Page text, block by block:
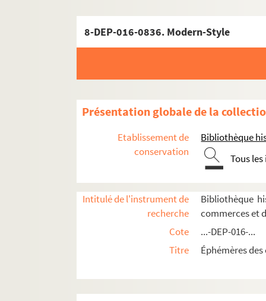
8-DEP-016-0836. Modern-Style
Présentation globale de la
Etablissement de
conservation
Bibliothèque
Tous
Intitulé de l'instrument de
recherche
Bibliothèque
commerces et
Cote
...-DEP-016-...
Titre
Éphémères
Vêtements
Chaussures
Chapeaux
Chapelleries
1er arrondissement
4-DEP-016-0980. Amand
8-DEP-016-0827. Henry (rue